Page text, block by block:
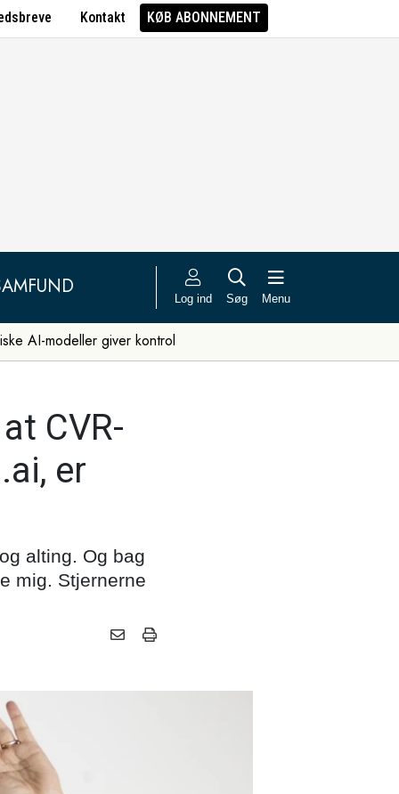
Kontakt KØB ABONNEMENT
Log ind Søg Menu
AI-modeller giver kontrol
CVR-
er
alting. Og bag
mig. Stjernerne